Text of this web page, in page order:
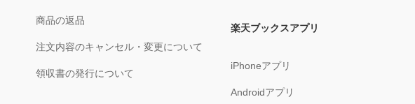
商品の返品
注文内容のキャンセル・変更について
領収書の発行について
楽天ブックスアプリ
iPhoneアプリ
Androidアプリ